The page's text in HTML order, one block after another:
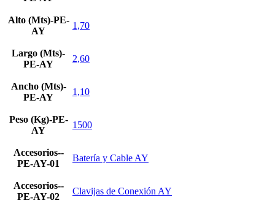
Alto (Mts)-PE-
AY
1,70
Largo (Mts)-
PE-AY
2,60
Ancho (Mts)-
PE-AY
1,10
Peso (Kg)-PE-
AY
1500
Accesorios--
PE-AY-01
Batería y Cable AY
Accesorios--
PE-AY-02
Clavijas de Conexión AY